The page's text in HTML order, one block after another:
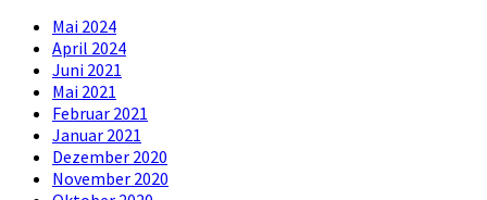
Mai 2024
April 2024
Juni 2021
Mai 2021
Februar 2021
Januar 2021
Dezember 2020
November 2020